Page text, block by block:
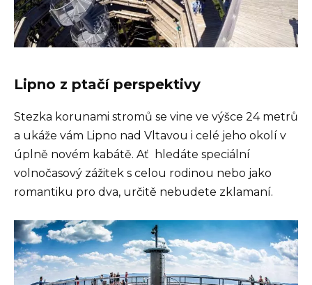
Lipno z ptačí perspektivy
Stezka korunami stromů se vine ve výšce 24 metrů
a ukáže vám Lipno nad Vltavou i celé jeho okolí v
úplně novém kabátě. Ať hledáte speciální
volnočasový zážitek s celou rodinou nebo jako
romantiku pro dva, určitě nebudete zklamaní.